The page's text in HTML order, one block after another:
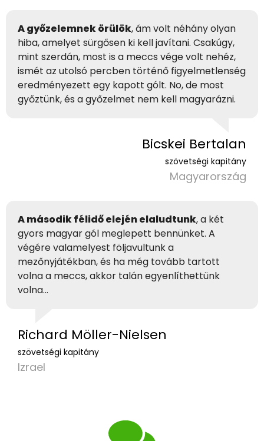
A győzelemnek örülök, ám volt néhány olyan
hiba, amelyet sürgősen ki kell javítani. Csakúgy,
mint szerdán, most is a meccs vége volt nehéz,
ismét az utolsó percben történő figyelmetlenség
eredményezett egy kapott gólt. No, de most
győztünk, és a győzelmet nem kell magyarázni.
Bicskei Bertalan
szövetségi kapitány
Magyarország
A második félidő elején elaludtunk, a két
gyors magyar gól meglepett bennünket. A
végére valamelyest följavultunk a
mezőnyjátékban, és ha még tovább tartott
volna a meccs, akkor talán egyenlíthettünk
volna…
Richard Möller-Nielsen
szövetségi kapitány
Izrael